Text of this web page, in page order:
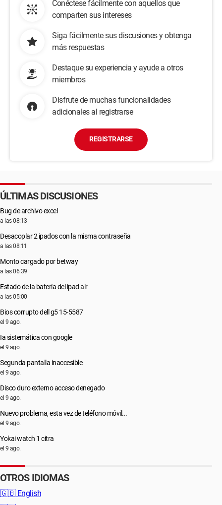
Conéctese fácilmente con aquellos que
comparten sus intereses
Siga fácilmente sus discusiones y obtenga
más respuestas
Destaque su experiencia y ayude a otros
miembros
Disfrute de muchas funcionalidades
adicionales al registrarse
REGISTRARSE
ÚLTIMAS DISCUSIONES
Bug de archivo excel
a las 08:13
Desacoplar 2 ipados con la misma contraseña
a las 08:11
Monto cargado por betway
a las 06:39
Estado de la batería del ipad air
a las 05:00
Bios corrupto dell g5 15-5587
el 9 ago.
Ia sistemática con google
el 9 ago.
Segunda pantalla inaccesible
el 9 ago.
Disco duro externo acceso denegado
el 9 ago.
Nuevo problema, esta vez de teléfono móvil...
el 9 ago.
Yokai watch 1 citra
el 9 ago.
OTROS IDIOMAS
🇬🇧 English